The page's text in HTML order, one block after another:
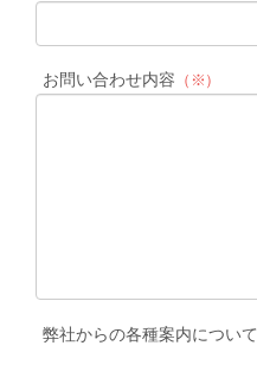
お問い合わせ内容 （※）
弊社からの各種案内について